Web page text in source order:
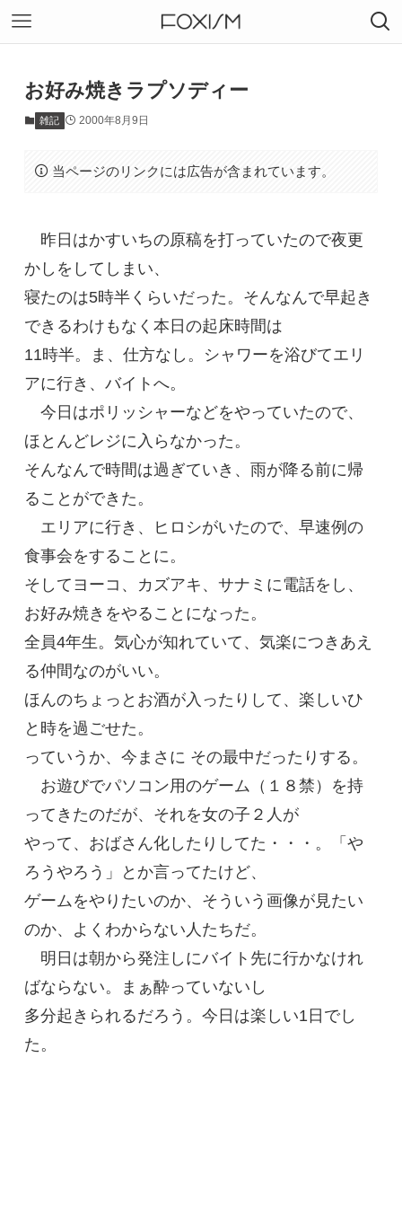
お好み焼きラプソディー
雑記 2000年8月9日
当ページのリンクには広告が含まれています。
昨日はかすいちの原稿を打っていたので夜更
かしをしてしまい、
寝たのは5時半くらいだった。そんなんで早起き
できるわけもなく本日の起床時間は
11時半。ま、仕方なし。シャワーを浴びてエリ
アに行き、バイトへ。
今日はポリッシャーなどをやっていたので、
ほとんどレジに入らなかった。
そんなんで時間は過ぎていき、雨が降る前に帰
ることができた。
エリアに行き、ヒロシがいたので、早速例の
食事会をすることに。
そしてヨーコ、カズアキ、サナミに電話をし、
お好み焼きをやることになった。
全員4年生。気心が知れていて、気楽につきあえ
る仲間なのがいい。
ほんのちょっとお酒が入ったりして、楽しいひ
と時を過ごせた。
っていうか、今まさに その最中だったりする。
お遊びでパソコン用のゲーム（１８禁）を持
ってきたのだが、それを女の子２人が
やって、おばさん化したりしてた・・・。「や
ろうやろう」とか言ってたけど、
ゲームをやりたいのか、そういう画像が見たい
のか、よくわからない人たちだ。
明日は朝から発注しにバイト先に行かなけれ
ばならない。まぁ酔っていないし
多分起きられるだろう。今日は楽しい1日でし
た。